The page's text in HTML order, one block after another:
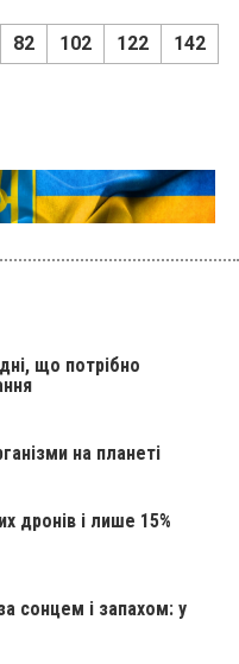
82 102 122
142
що потрібно
на планеті
дронів і лише 15%
сонцем і запахом: у